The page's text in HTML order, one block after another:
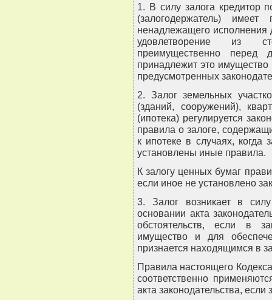
1. В силу залога кредитор
(залогодержатель)
ненадлежащего исполнения
удовлетворение из
преимущественно перед
принадлежит это имущество
предусмотренных
2. Залог земельных
(зданий, сооружений),
(ипотека) регулируется
правила о залоге,
к ипотеке в случаях, когда
установлены иные правила.
К залогу ценных бумаг
если иное не установлено
3. Залог возникает в
основании акта
обстоятельств, если в
имущество и для
признается находящимся в
Правила настоящего
соответственно
акта законодательства,